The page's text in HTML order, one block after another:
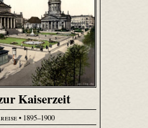
Kaiserzeit
• 1895–1900